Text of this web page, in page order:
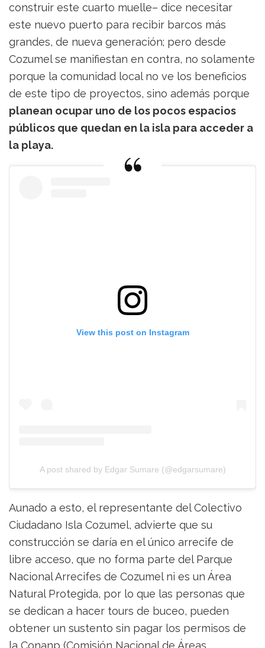
construir este cuarto muelle– dice necesitar
este nuevo puerto para recibir barcos más
grandes, de nueva generación; pero desde
Cozumel se manifiestan en contra, no solamente
porque la comunidad local no ve los beneficios
de este tipo de proyectos, sino además porque
planean ocupar uno de los pocos espacios
públicos que quedan en la isla para acceder a
la playa.
View this post on Instagram
A post shared by Edgar Sumare (@edgarsumare)
Aunado a esto, el representante del Colectivo
Ciudadano Isla Cozumel, advierte que su
construcción se daría en el único arrecife de
libre acceso, que no forma parte del Parque
Nacional Arrecifes de Cozumel ni es un Área
Natural Protegida, por lo que las personas que
se dedican a hacer tours de buceo, pueden
obtener un sustento sin pagar los permisos de
la Conanp (Comisión Nacional de Áreas